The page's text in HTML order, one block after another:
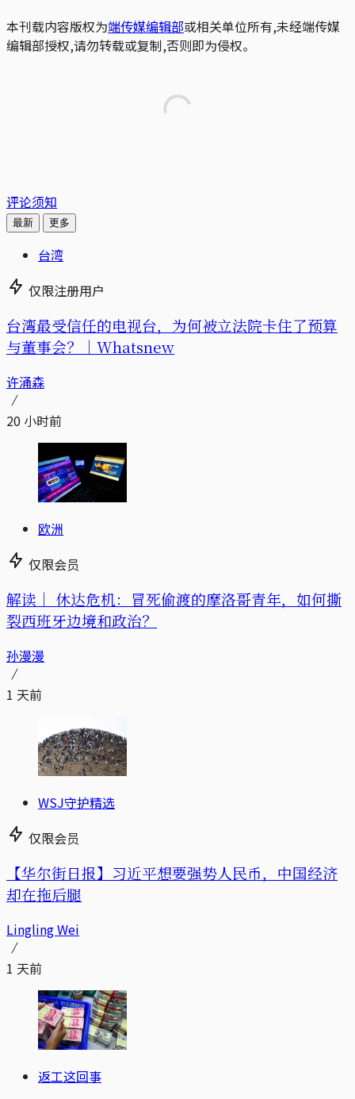
本刊载内容版权为端传媒编辑部或相关单位所有,未经端传媒
编辑部授权,请勿转载或复制,否则即为侵权。
评论须知
最新 更多
台湾
仅限注册用户
台湾最受信任的电视台，为何被立法院卡住了预算
与董事会？｜Whatsnew
许涌森
20 小时前
欧洲
仅限会员
解读｜ 休达危机：冒死偷渡的摩洛哥青年，如何撕
裂西班牙边境和政治？
孙漫漫
1 天前
WSJ守护精选
仅限会员
【华尔街日报】习近平想要强势人民币，中国经济
却在拖后腿
Lingling Wei
1 天前
返工这回事